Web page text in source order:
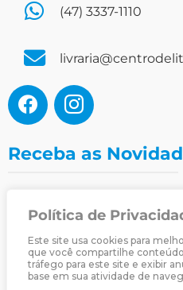
Política de
Este site usa cookies para
que você compartilhe
tráfego para este site e exibir
base em sua atividade de
(47) 3337-1110
Receba as
E-
mail
E-mail